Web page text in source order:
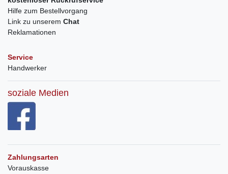
Hilfe zum Bestellvorgang
Link zu unserem Chat
Reklamationen
Service
Handwerker
soziale Medien
Zahlungsarten
Vorauskasse